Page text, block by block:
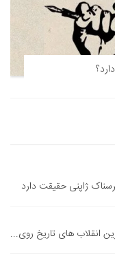
ژاپنی حقیقت دارد
انقلاب های تاریخ روی...